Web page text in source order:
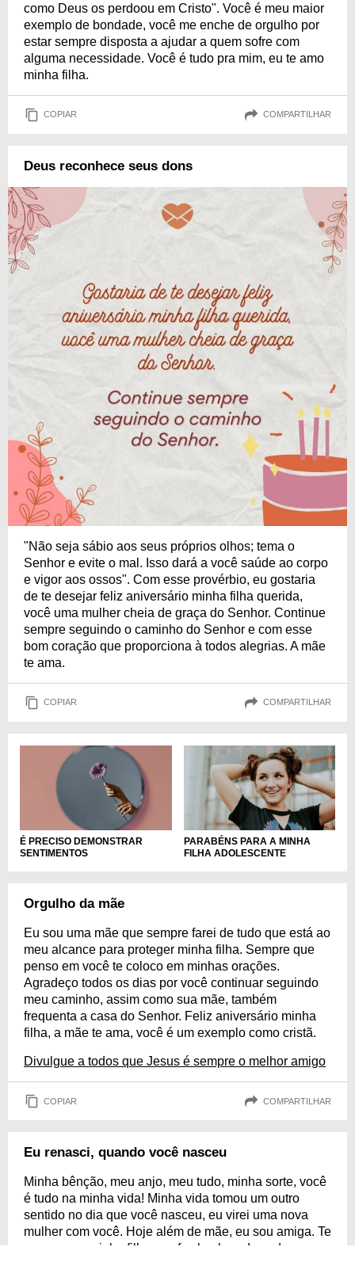
como Deus os perdoou em Cristo". Você é meu maior
exemplo de bondade, você me enche de orgulho por
estar sempre disposta a ajudar a quem sofre com
alguma necessidade. Você é tudo pra mim, eu te amo
minha filha.
COPIAR COMPARTILHAR
Deus reconhece seus dons
"Não seja sábio aos seus próprios olhos; tema o
Senhor e evite o mal. Isso dará a você saúde ao corpo
e vigor aos ossos". Com esse provérbio, eu gostaria
de te desejar feliz aniversário minha filha querida,
você uma mulher cheia de graça do Senhor. Continue
sempre seguindo o caminho do Senhor e com esse
bom coração que proporciona à todos alegrias. A mãe
te ama.
COPIAR COMPARTILHAR
É PRECISO DEMONSTRAR
SENTIMENTOS
PARABÉNS PARA A MINHA
FILHA ADOLESCENTE
Orgulho da mãe
Eu sou uma mãe que sempre farei de tudo que está ao
meu alcance para proteger minha filha. Sempre que
penso em você te coloco em minhas orações.
Agradeço todos os dias por você continuar seguindo
meu caminho, assim como sua mãe, também
frequenta a casa do Senhor. Feliz aniversário minha
filha, a mãe te ama, você é um exemplo como cristã.
Divulgue a todos que Jesus é sempre o melhor amigo
COPIAR COMPARTILHAR
Eu renasci, quando você nasceu
Minha bênção, meu anjo, meu tudo, minha sorte, você
é tudo na minha vida! Minha vida tomou um outro
sentido no dia que você nasceu, eu virei uma nova
mulher com você. Hoje além de mãe, eu sou amiga. Te
ver crescer minha filha, me faz lembrar de cada